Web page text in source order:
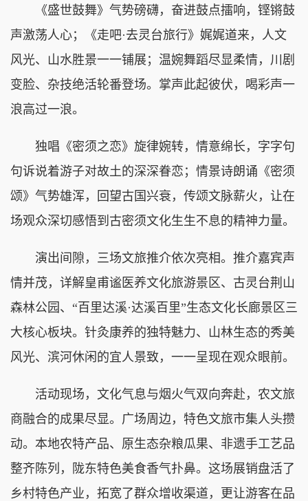
《盛世鼓舞》气势磅礴，奋进鼓点擂响，铿锵鼓
声激荡人心；《走吧·去灵台旅行》娓娓道来，人文
风光、山水胜景一一铺展；温婉舞蹈尽显柔情，川剧
变脸、杂技绝活轮番登场。掌声此起彼伏，喝彩声一
浪高过一浪。
独唱《密须之恋》旋律婉转，情意绵长，字字句
句诉说着游子对故土的深深眷恋；情景诗朗诵《密须
颂》气势雄浑，回望古国兴衰，传颂文脉薪火，让在
场观众深切感悟到古密须文化生生不息的精神力量。
演出间隙，三场文旅推介依次亮相。推介嘉宾声
情并茂，详解皇甫谧医养文化旅游景区、古灵台荆山
森林公园、“百里达溪·达溪百里”生态文化长廊景区三
大核心板块。针灸康养的独特魅力、山林生态的秀美
风光、滨河休闲的宜人景致，一一呈现在观众眼前。
活动现场，文化气息与烟火气双向奔赴，农文旅
商融合的成果尽显。广场周边，特色文旅市集人头攒
动。本地农特产品、原生态杂粮瓜果、非遗手工艺品
整齐陈列，陇东特色美食香气扑鼻。这场展销盘活了
乡村特色产业，拓宽了群众增收渠道，更让游客在品